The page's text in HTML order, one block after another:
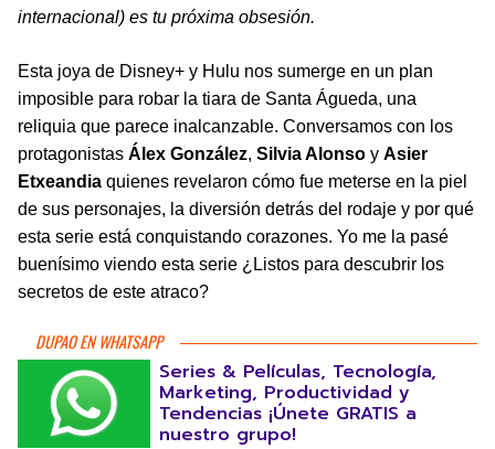
internacional) es tu próxima obsesión.
Esta joya de Disney+ y Hulu nos sumerge en un plan
imposible para robar la tiara de Santa Águeda, una
reliquia que parece inalcanzable. Conversamos con los
protagonistas Álex González, Silvia Alonso y Asier
Etxeandia quienes revelaron cómo fue meterse en la piel
de sus personajes, la diversión detrás del rodaje y por qué
esta serie está conquistando corazones. Yo me la pasé
buenísimo viendo esta serie ¿Listos para descubrir los
secretos de este atraco?
DUPAO EN WHATSAPP
Series & Películas, Tecnología,
Marketing, Productividad y
Tendencias ¡Únete GRATIS a
nuestro grupo!